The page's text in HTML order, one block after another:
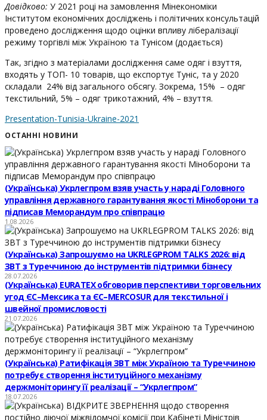
Довідково: У 2021 році на замовлення Мінекономіки
Інститутом економічних досліджень і політичних консультацій
проведено дослідження щодо оцінки впливу лібералізації
режиму торгівлі між Україною та Тунісом (додається)
Так, згідно з матеріалами дослідження саме одяг і взуття,
входять у ТОП- 10 товарів, що експортує Туніс, та у 2020
складали 24% від загального обсягу. Зокрема, 15% – одяг
текстильний, 5% – одяг трикотажний, 4% – взуття.
Presentation-Tunisia-Ukraine-2021
ОСТАННІ НОВИНИ
(Українська) Укрлегпром взяв участь у нараді Головного
управління державного гарантування якості Міноборони та
підписав Меморандум про співпрацю
1.08.2026
(Українська) Запрошуємо на UKRLEGPROM TALKS 2026: від
ЗВТ з Туреччиною до інструментів підтримки бізнесу
28.07.2026
(Українська) EURATEX обговорив перспективи торговельних
угод ЄС–Мексика та ЄС–MERCOSUR для текстильної і
швейної промисловості
21.07.2026
(Українська) Ратифікація ЗВТ між Україною та Туреччиною
потребує створення інституційного механізму
держмоніторингу її реалізації – “Укрлегпром”
18.07.2026